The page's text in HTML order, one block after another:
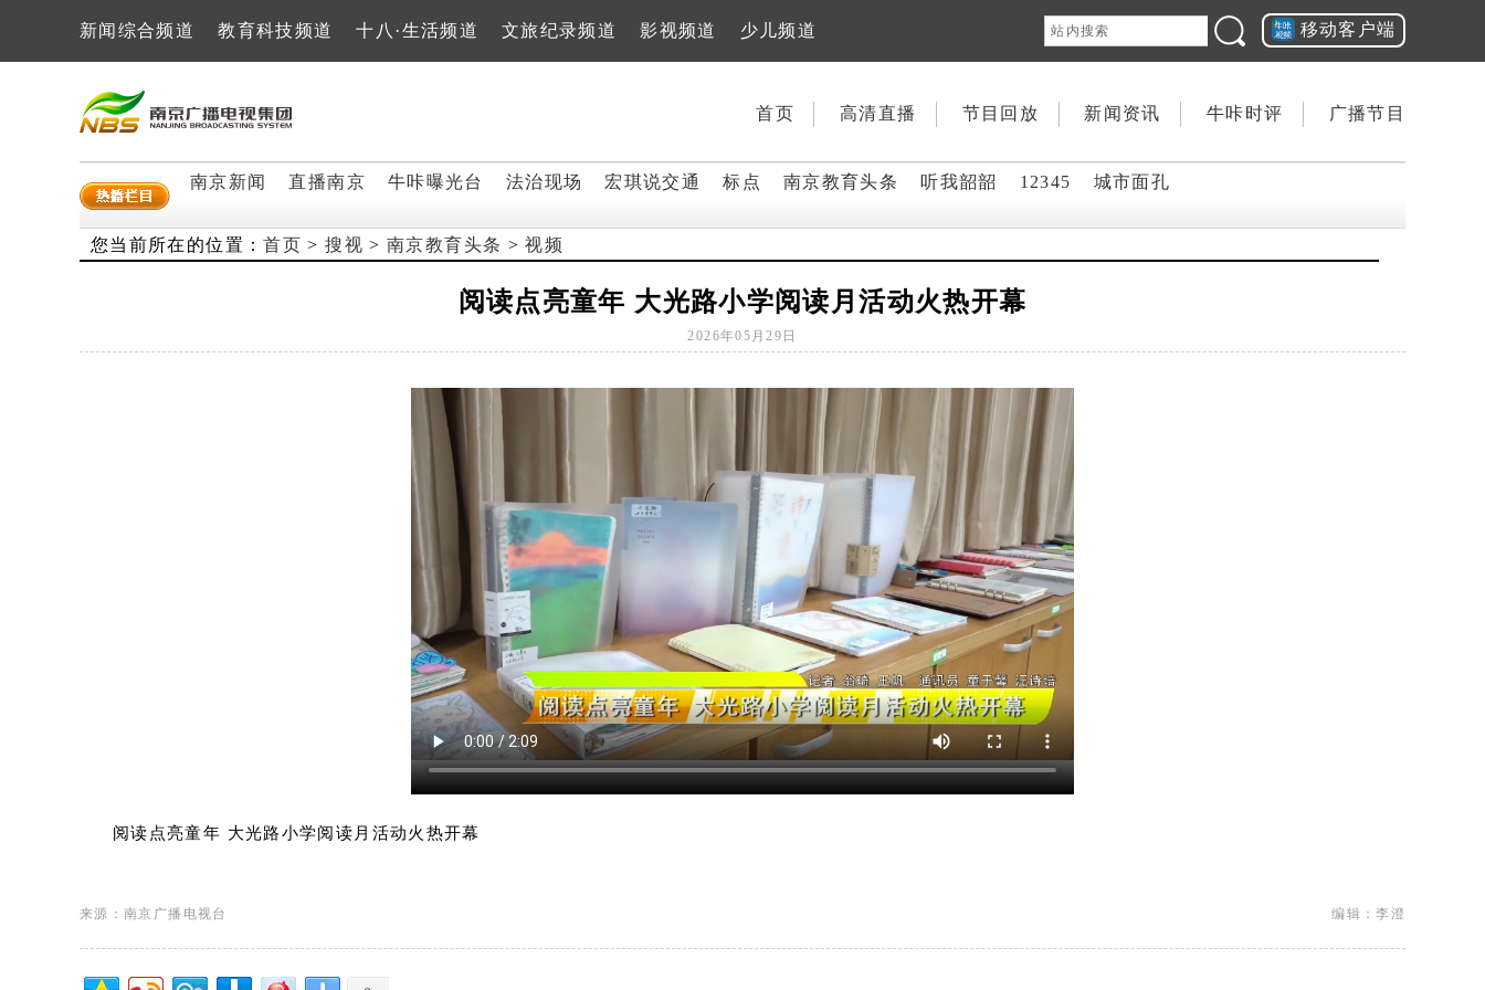
新闻综合频道 教育科技频道 十八·生活频道 文旅纪录频道 影视频道 少儿频道 移动客户端
首页 高清直播 节目回放 新闻资讯 牛咔时评 广播节目
南京新闻 直播南京 牛咔曝光台 法治现场 宏琪说交通 标点 南京教育头条 听我韶韶 12345 城市面孔
您当前所在的位置：首页 >搜视 >南京教育头条 >视频
阅读点亮童年 大光路小学阅读月活动火热开幕
2026年05月29日
阅读点亮童年 大光路小学阅读月活动火热开幕
来源：南京广播电视台 编辑：李澄